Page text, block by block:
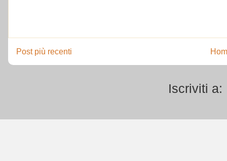
Post più recenti
Iscriviti a: